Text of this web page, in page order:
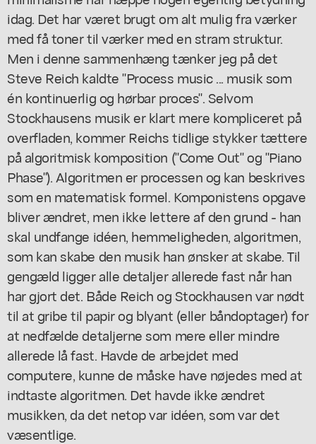
idag. Det har været brugt om alt mulig fra værker
med få toner til værker med en stram struktur.
Men i denne sammenhæng tænker jeg på det
Steve Reich kaldte "Process music ... musik som
én kontinuerlig og hørbar proces". Selvom
Stockhausens musik er klart mere kompliceret på
overfladen, kommer Reichs tidlige stykker tættere
på algoritmisk komposition ("Come Out" og "Piano
Phase"). Algoritmen er processen og kan beskrives
som en matematisk formel. Komponistens opgave
bliver ændret, men ikke lettere af den grund - han
skal undfange idéen, hemmeligheden, algoritmen,
som kan skabe den musik han ønsker at skabe. Til
gengæld ligger alle detaljer allerede fast når han
har gjort det. Både Reich og Stockhausen var nødt
til at gribe til papir og blyant (eller båndoptager) for
at nedfælde detaljerne som mere eller mindre
allerede lå fast. Havde de arbejdet med
computere, kunne de måske have nøjedes med at
indtaste algoritmen. Det havde ikke ændret
musikken, da det netop var idéen, som var det
væsentlige.